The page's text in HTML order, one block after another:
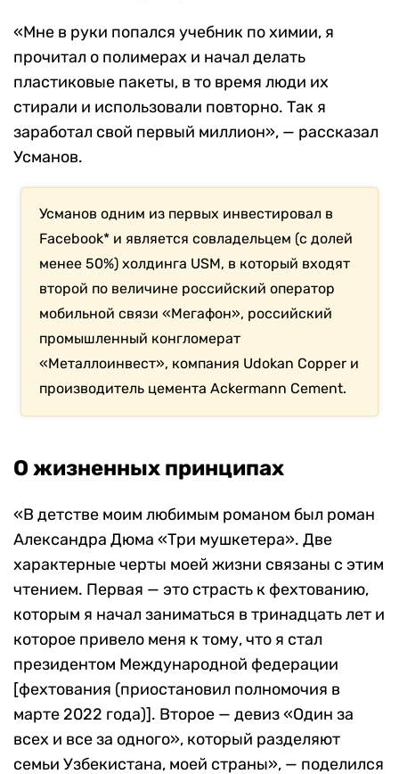
«Мне в руки попался учебник по химии, я
прочитал о полимерах и начал делать
пластиковые пакеты, в то время люди их
стирали и использовали повторно. Так я
заработал свой первый миллион», — рассказал
Усманов.
Усманов одним из первых инвестировал в
Facebook* и является совладельцем (с долей
менее 50%) холдинга USM, в который входят
второй по величине российский оператор
мобильной связи «Мегафон», российский
промышленный конгломерат
«Металлоинвест», компания Udokan Copper и
производитель цемента Ackermann Cement.
О жизненных принципах
«В детстве моим любимым романом был роман
Александра Дюма «Три мушкетера». Две
характерные черты моей жизни связаны с этим
чтением. Первая — это страсть к фехтованию,
которым я начал заниматься в тринадцать лет и
которое привело меня к тому, что я стал
президентом Международной федерации
[фехтования (приостановил полномочия в
марте 2022 года)]. Второе — девиз «Один за
всех и все за одного», который разделяют
семьи Узбекистана, моей страны», — поделился